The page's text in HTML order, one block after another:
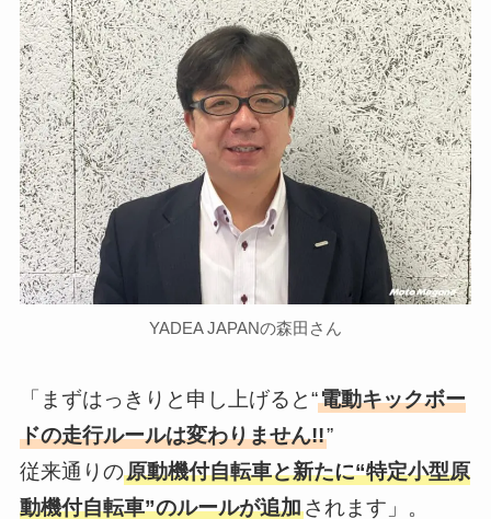
YADEA JAPANの森田さん
「まずはっきりと申し上げると“電動キックボー
ドの走行ルールは変わりません!!”
従来通りの原動機付自転車と新たに“特定小型原
動機付自転車”のルールが追加されます」。